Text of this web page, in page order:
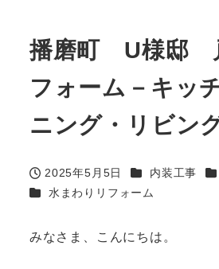
播磨町 U様邸
フォーム－キッ
ニング・リビン
投稿日
2025年5月5日 カテゴリー
内装工事
カテゴリー
水まわりリフォーム
みなさま、こんにちは。